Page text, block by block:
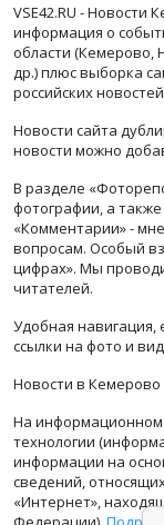
VSE42.RU - Новости
информация о
области (Кемерово,
др.) плюс выборка
российских
Новости сайта
новости можно
В разделе
фотографии, а
«Комментарии» -
вопросам. Особый
цифрах». Мы
читателей.
Удобная
ссылки на фото и
Новости в Кемерово
На информационном
технологии
информации на
сведений,
«Интернет»,